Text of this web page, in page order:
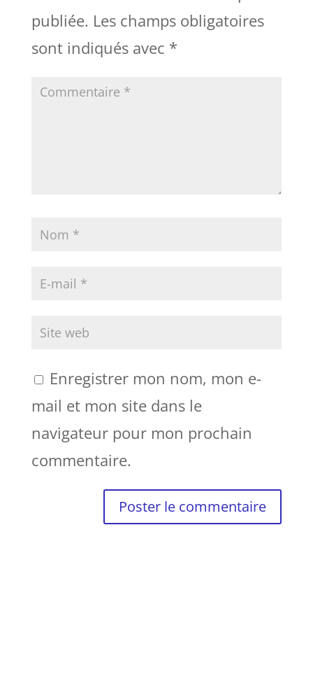
publiée. Les champs obligatoires
sont indiqués avec *
Enregistrer mon nom, mon e-
mail et mon site dans le
navigateur pour mon prochain
commentaire.